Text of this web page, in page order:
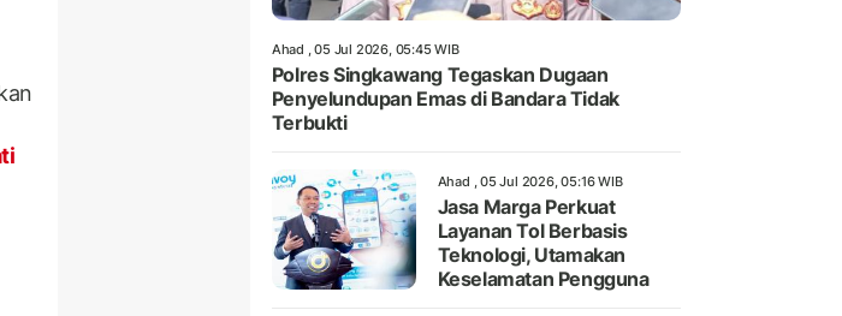
Ahad , 05 Jul 2026, 05:45 WIB
Polres Singkawang Tegaskan Dugaan
Penyelundupan Emas di Bandara Tidak
Terbukti
Ahad , 05 Jul 2026, 05:16 WIB
Jasa Marga Perkuat
Layanan Tol Berbasis
Teknologi, Utamakan
Keselamatan Pengguna